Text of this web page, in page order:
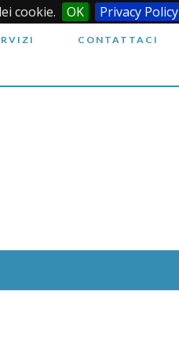
cookie. OK Privacy Policy
CONTATTACI